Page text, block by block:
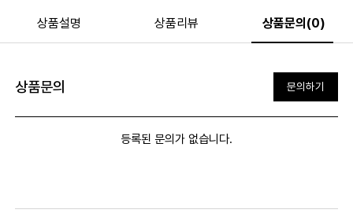
상품설명 상품리뷰 상품문의(0)
상품문의 문의하기
등록된 문의가 없습니다.